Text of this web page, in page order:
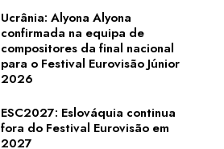
Ucrânia: Alyona Alyona
confirmada na equipa de
compositores da final nacional
para o Festival Eurovisão Júnior
2026
ESC2027: Eslováquia continua
fora do Festival Eurovisão em
2027